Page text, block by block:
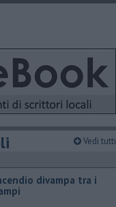
Vedi tutti
divampa tra i